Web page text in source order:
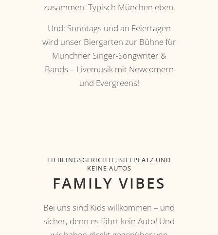
zusammen. Typisch München eben.
Und: Sonntags und an Feiertagen
wird unser Biergarten zur Bühne für
Münchner Singer-Songwriter &
Bands – Livemusik mit Newcomern
und Evergreens!
LIEBLINGSGERICHTE, SIELPLATZ UND
KEINE AUTOS
FAMILY VIBES
Bei uns sind Kids willkommen – und
sicher, denn es fährt kein Auto! Und